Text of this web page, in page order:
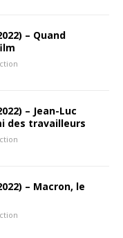
– Quand
– Jean-Luc
des travailleurs
– Macron, le